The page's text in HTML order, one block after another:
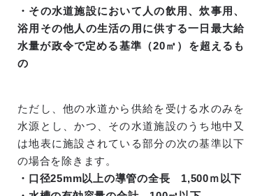
・その水道施設において人の飲用、炊事用、
浴用その他人の生活の用に供する一日最大給
水量が政令で定める基準（20㎥）を超えるも
の
ただし、他の水道から供給を受ける水のみを
水源とし、かつ、その水道施設のうち地中又
は地表に施設されている部分の次の基準以下
の場合を除きます。
・口径25mm以上の導管の全長 1,500ｍ以下